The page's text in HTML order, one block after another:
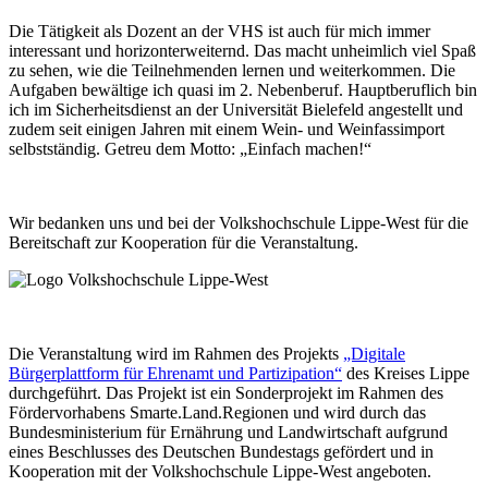
Die Tätigkeit als Dozent an der VHS ist auch für mich immer
interessant und horizonterweiternd. Das macht unheimlich viel Spaß
zu sehen, wie die Teilnehmenden lernen und weiterkommen. Die
Aufgaben bewältige ich quasi im 2. Nebenberuf. Hauptberuflich bin
ich im Sicherheitsdienst an der Universität Bielefeld angestellt und
zudem seit einigen Jahren mit einem Wein- und Weinfassimport
selbstständig. Getreu dem Motto: „Einfach machen!“
Wir bedanken uns und bei der Volkshochschule Lippe-West für die
Bereitschaft zur Kooperation für die Veranstaltung.
Die Veranstaltung wird im Rahmen des Projekts „Digitale
Bürgerplattform für Ehrenamt und Partizipation“ des Kreises Lippe
durchgeführt. Das Projekt ist ein Sonderprojekt im Rahmen des
Fördervorhabens Smarte.Land.Regionen und wird durch das
Bundesministerium für Ernährung und Landwirtschaft aufgrund
eines Beschlusses des Deutschen Bundestags gefördert und in
Kooperation mit der Volkshochschule Lippe-West angeboten.